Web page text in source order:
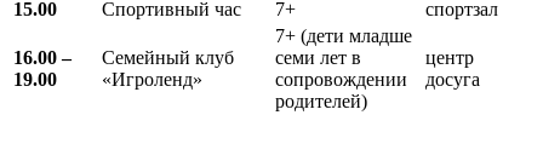
15.00 Спортивный час 7+ спортзал
16.00 –
19.00
Семейный клуб
«Игроленд»
7+ (дети младше
семи лет в
сопровождении
родителей)
центр
досуга